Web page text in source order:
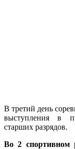
В третий день
выступления в
старших разрядов.
Во 2 спортивном